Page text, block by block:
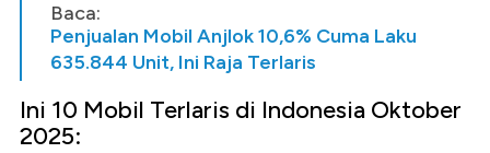
Baca:
Penjualan Mobil Anjlok 10,6% Cuma Laku
635.844 Unit, Ini Raja Terlaris
Ini 10 Mobil Terlaris di Indonesia Oktober
2025: